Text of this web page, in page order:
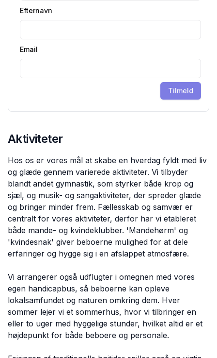
Efternavn
Email
Tilmeld
Aktiviteter
Hos os er vores mål at skabe en hverdag fyldt med liv
og glæde gennem varierede aktiviteter. Vi tilbyder
blandt andet gymnastik, som styrker både krop og
sjæl, og musik- og sangaktiviteter, der spreder glæde
og bringer minder frem. Fællesskab og samvær er
centralt for vores aktiviteter, derfor har vi etableret
både mande- og kvindeklubber. 'Mandehørm' og
'kvindesnak' giver beboerne mulighed for at dele
erfaringer og hygge sig i en afslappet atmosfære.
Vi arrangerer også udflugter i omegnen med vores
egen handicapbus, så beboerne kan opleve
lokalsamfundet og naturen omkring dem. Hver
sommer lejer vi et sommerhus, hvor vi tilbringer en
eller to uger med hyggelige stunder, hvilket altid er et
højdepunkt for både beboere og personale.